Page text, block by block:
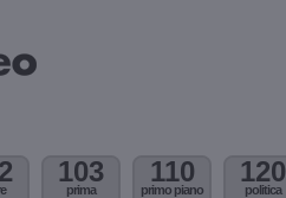
103
prima
110
primo piano
120
politica